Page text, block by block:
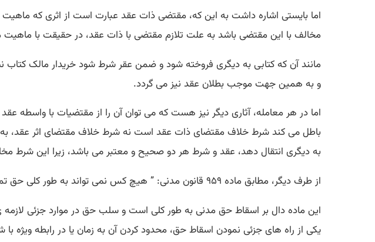
اما بایستی اشاره داشت به این که، مقتضی ذات عقد عبارت است از اثری که
مخالف با این مقتضی باشد به علت تلازم مقتضی با ذات عقد، در حقیقت با ماهیت
مانند آن که کتابی به دیگری فروخته شود و ضمن عقر شرط شود خریدار مالک
و به همین جهت موجب بطلان عقد نیز می گردد.
اما در هر معامله، آثاری دیگر نیز هست که می توان آن را از مقتضیات با واسطه
باطل می کند شرط خلاف مقتضای ذات عقد است نه شرط خلاف مقتضای اثر عقد، به
به دیگری انتقال دهد، عقد و شرط هر دو صحیح و معتبر می باشد، زیرا این
از طرف دیگر، مطابق ماده ۹۵۹ قانون مدنی: ” هیچ کس نمی تواند به طور کلی حق تمتع و یا حق اجراء تمام یا قسمتی از حقوق مدنی را از خود سلب نماید “.
این ماده دال بر اسقاط حق مدنی به طور کلی است و سلب حق در موارد جزئی لازمه
یکی از راه های جزئی نمودن اسقاط حق، محدود کردن آن به زمان یا در رابطه ویژه